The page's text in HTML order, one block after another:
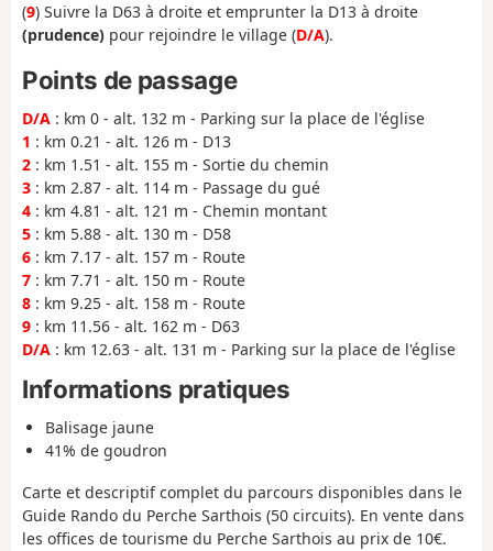
(9) Suivre la D63 à droite et emprunter la D13 à droite
(prudence) pour rejoindre le village (D/A).
Points de passage
D/A : km 0 - alt. 132 m - Parking sur la place de l'église
1 : km 0.21 - alt. 126 m - D13
2 : km 1.51 - alt. 155 m - Sortie du chemin
3 : km 2.87 - alt. 114 m - Passage du gué
4 : km 4.81 - alt. 121 m - Chemin montant
5 : km 5.88 - alt. 130 m - D58
6 : km 7.17 - alt. 157 m - Route
7 : km 7.71 - alt. 150 m - Route
8 : km 9.25 - alt. 158 m - Route
9 : km 11.56 - alt. 162 m - D63
D/A : km 12.63 - alt. 131 m - Parking sur la place de l'église
Informations pratiques
Balisage jaune
41% de goudron
Carte et descriptif complet du parcours disponibles dans le
Guide Rando du Perche Sarthois (50 circuits). En vente dans
les offices de tourisme du Perche Sarthois au prix de 10€.